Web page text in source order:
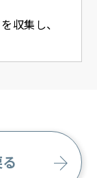
収集し、